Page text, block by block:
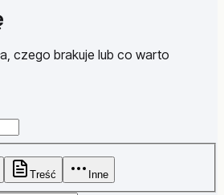
czego brakuje lub co warto
Treść Inne